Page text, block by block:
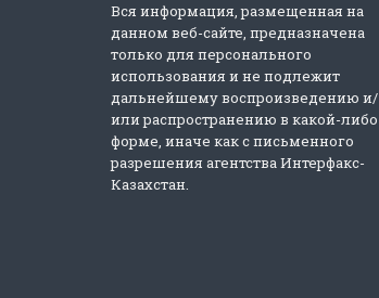
Вся информация, размещенная на
данном веб-сайте, предназначена
только для персонального
использования и не подлежит
дальнейшему воспроизведению и/
или распространению в какой-либо
форме, иначе как с письменного
разрешения агентства Интерфакс-
Казахстан.